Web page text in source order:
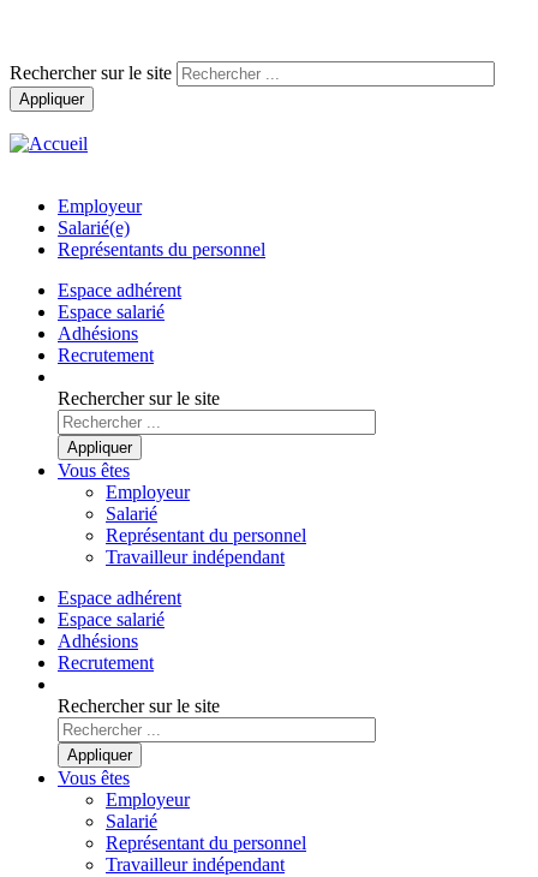
Rechercher sur le site
Employeur
Salarié(e)
Représentants du personnel
Espace adhérent
Espace salarié
Adhésions
Recrutement
Rechercher sur le site
Vous êtes
Employeur
Salarié
Représentant du personnel
Travailleur indépendant
Espace adhérent
Espace salarié
Adhésions
Recrutement
Rechercher sur le site
Vous êtes
Employeur
Salarié
Représentant du personnel
Travailleur indépendant